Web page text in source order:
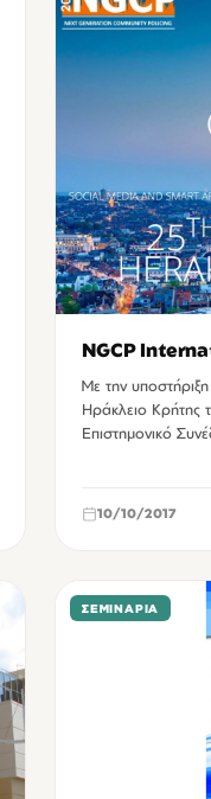
NGCP
Με την
Ηράκλειο Κρήτης
Επιστημονικό
10/10/2017
ΣΕΜΙΝΆΡΙΑ